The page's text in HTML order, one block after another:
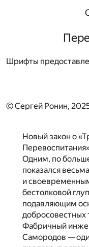
Шрифты
© Сергей Ронин,
Новый закон о
Одним, по
показался
и
бестолковой
подавляющим
добросовестных
Фабричный
Самородов —